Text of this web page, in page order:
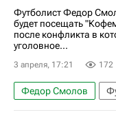
Футболист Федор
будет посещать
после конфликта в
уголовное...
3 апреля, 17:21 172
Федор Смолов
Россия